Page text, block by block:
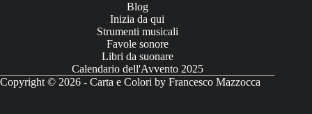
Blog
Inizia da qui
Strumenti musicali
Favole sonore
Libri da suonare
Calendario dell'Avvento 2025
Copyright © 2026 - Carta e Colori by Francesco Mazzocca